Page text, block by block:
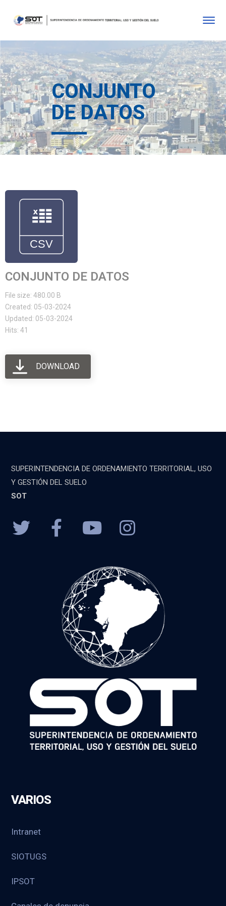
CONJUNTO
DE DATOS
CONJUNTO DE DATOS
File size: 480.00 B
Created: 05-03-2024
Updated: 05-03-2024
Hits: 41
DOWNLOAD
SUPERINTENDENCIA DE ORDENAMIENTO TERRITORIAL, USO
Y GESTIÓN DEL SUELO
SOT
VARIOS
Intranet
SIOTUGS
IPSOT